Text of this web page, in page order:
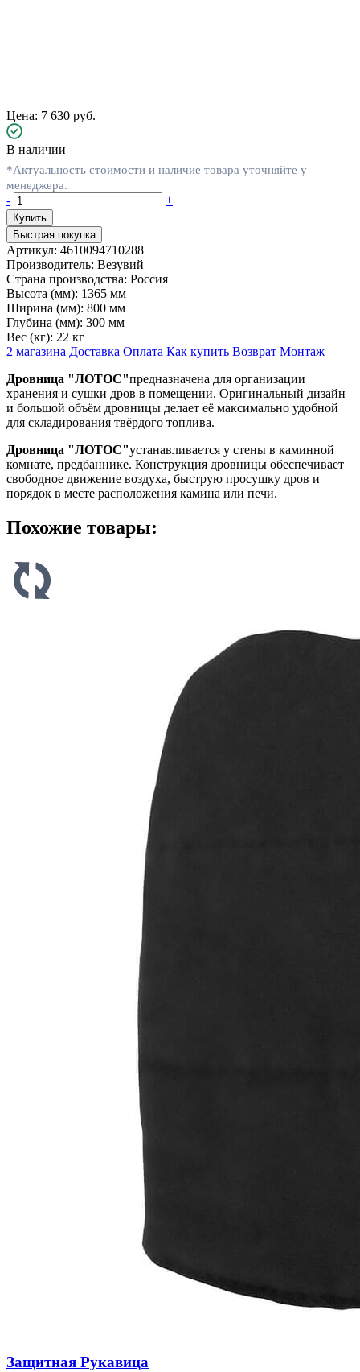
Цена: 7 630 руб.
В наличии
*Актуальность стоимости и наличие товара уточняйте у
менеджера.
-
+
Быстрая покупка
Артикул: 4610094710288
Производитель: Везувий
Страна производства: Россия
Высота (мм): 1365 мм
Ширина (мм): 800 мм
Глубина (мм): 300 мм
Вес (кг): 22 кг
2 магазина Доставка Оплата Как купить Возврат Монтаж
Дровница "ЛОТОС"предназначена для организации
хранения и сушки дров в помещении. Оригинальный дизайн
и большой объём дровницы делает её максимально удобной
для складирования твёрдого топлива.
Дровница "ЛОТОС"устанавливается у стены в каминной
комнате, предбаннике. Конструкция дровницы обеспечивает
свободное движение воздуха, быструю просушку дров и
порядок в месте расположения камина или печи.
Похожие товары:
Защитная Рукавица